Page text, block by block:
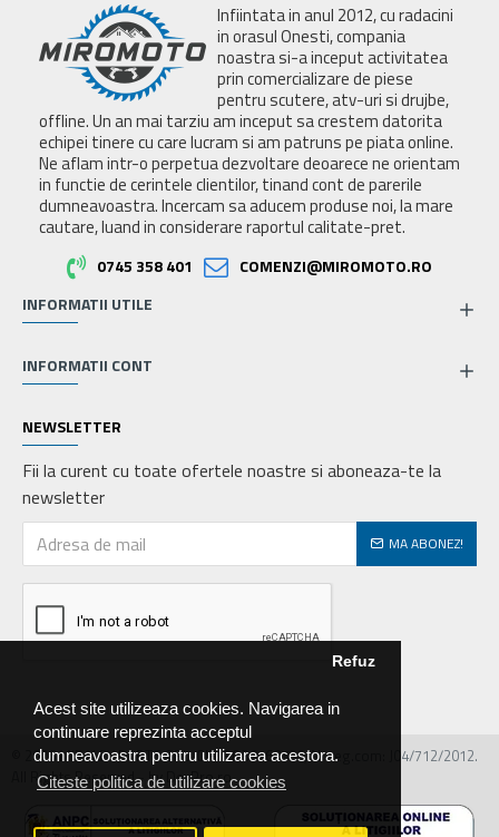
Acest site utilizeaza cookies. Navigarea in
continuare reprezinta acceptul
dumneavoastra pentru utilizarea acestora.
Citeste politica de utilizare cookies
Refuz
Infiintata in anul 2012, cu radacini
in orasul Onesti, compania
noastra si-a inceput activitatea
prin comercializare de piese
pentru scutere, atv-uri si drujbe,
offline. Un an mai tarziu am inceput sa crestem datorita
echipei tinere cu care lucram si am patruns pe piata online.
Ne aflam intr-o perpetua dezvoltare deoarece ne orientam
in functie de cerintele clientilor, tinand cont de parerile
dumneavoastra. Incercam sa aducem produse noi, la mare
cautare, luand in considerare raportul calitate-pret.
0745 358 401
COMENZI@MIROMOTO.RO
INFORMATII UTILE
INFORMATII CONT
NEWSLETTER
Fii la curent cu toate ofertele noastre si aboneaza-te la
newsletter
MA ABONEZ!
© 2026 MIRALEX PARTS SRL, CIF: RO30468586, Nr.reg.com: J04/712/2012.
All Rights Reserved - by DevPro.ro